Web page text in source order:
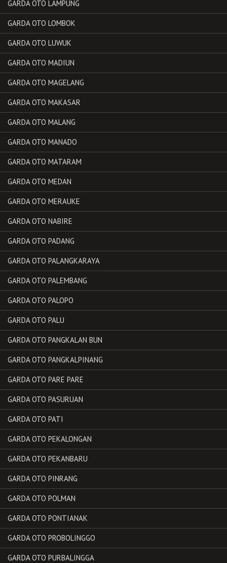
GARDA OTO LAMPUNG
GARDA OTO LOMBOK
GARDA OTO LUWUK
GARDA OTO MADIUN
GARDA OTO MAGELANG
GARDA OTO MAKASAR
GARDA OTO MALANG
GARDA OTO MANADO
GARDA OTO MATARAM
GARDA OTO MEDAN
GARDA OTO MERAUKE
GARDA OTO NABIRE
GARDA OTO PADANG
GARDA OTO PALANGKARAYA
GARDA OTO PALEMBANG
GARDA OTO PALOPO
GARDA OTO PALU
GARDA OTO PANGKALAN BUN
GARDA OTO PANGKALPINANG
GARDA OTO PARE PARE
GARDA OTO PASURUAN
GARDA OTO PATI
GARDA OTO PEKALONGAN
GARDA OTO PEKANBARU
GARDA OTO PINRANG
GARDA OTO POLMAN
GARDA OTO PONTIANAK
GARDA OTO PROBOLINGGO
GARDA OTO PURBALINGGA